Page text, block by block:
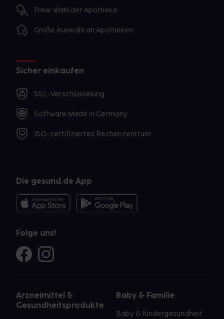
Freie Wahl der Apotheke
Große Auswahl an Apotheken
Sicher einkaufen
SSL-Verschlüsselung
Software Made in Germany
ISO-zertifiziertes Rechenzentrum
Die gesund.de App
Folge uns!
Arzneimittel &
Gesundheitsprodukte
Baby & Familie
Baby & Kindergesundheit